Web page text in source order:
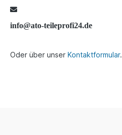
info@ato-teileprofi24.de
Oder über unser Kontaktformular.